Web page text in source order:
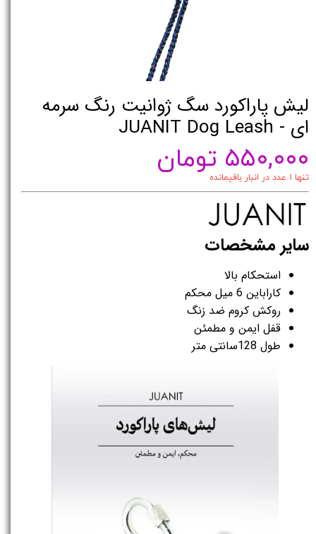
لیش پاراکورد سگ ژوانیت رنگ سرمه
ای - JUANIT Dog Leash
۵۵۰,۰۰۰ تومان
تنها ۱ عدد در انبار باقیمانده
سایر مشخصات
استحکام بالا
کاراباین 6 میل محکم
روکش کروم ضد زنگ
قفل ایمن و مطمئن
طول 128سانتی متر